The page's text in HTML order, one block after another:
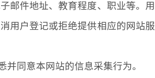
邮件地址、教育程度、职业等。用
用户登记或拒绝提供相应的网站服
同意本网站的信息采集行为。